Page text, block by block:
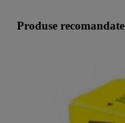
Produse recomandate